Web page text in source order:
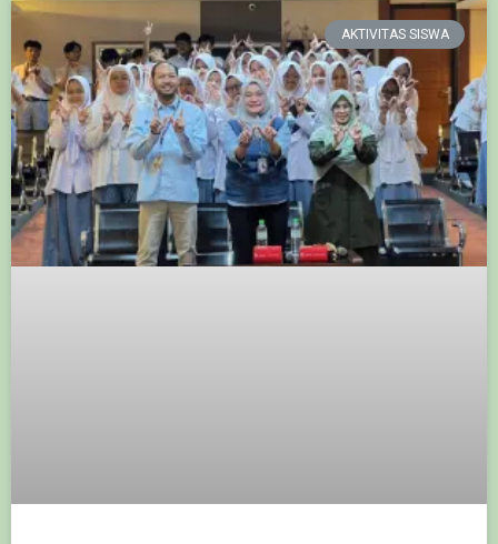
AKTIVITAS SISWA